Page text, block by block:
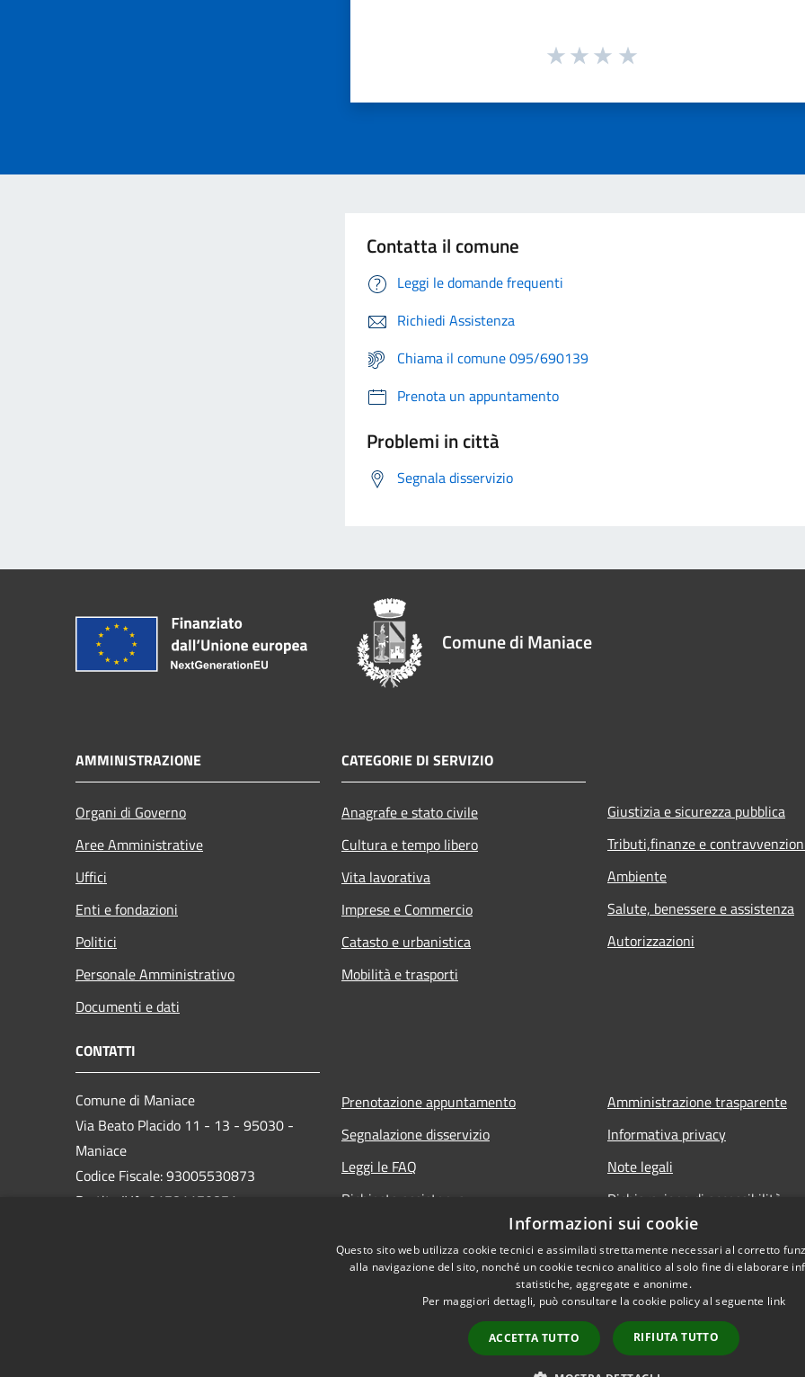
Contatta il comune
Leggi le domande frequenti
Richiedi Assistenza
Chiama il comune 095/690139
Prenota un appuntamento
Problemi in città
Segnala disservizio
Comune di Maniace
AMMINISTRAZIONE
Organi di Governo
Aree Amministrative
Uffici
Enti e fondazioni
Politici
Personale Amministrativo
Documenti e dati
CATEGORIE DI SERVIZIO
Anagrafe e stato civile
Cultura e tempo libero
Vita lavorativa
Imprese e Commercio
Catasto e urbanistica
Mobilità e trasporti
Giustizia e sicurezza pubblica
Tributi,finanze e
Ambiente
Salute, benessere e assistenza
Autorizzazioni
CONTATTI
Comune di Maniace
Via Beato Placido 11 - 13 - 95030 -
Maniace
Codice Fiscale: 93005530873
Partita IVA: 01781170871
Prenotazione appuntamento
Segnalazione disservizio
Leggi le FAQ
Richiesta assistenza
Amministrazione trasparente
Informativa privacy
Note legali
Dichiarazione di accessibilità
Informazioni sui cookie
Questo sito web utilizza cookie tecnici e assimilati strettamente necessari al corretto
alla navigazione del sito, nonché un cookie tecnico analitico al solo fine di elaborare
statistiche, aggregate e anonime.
Per maggiori dettagli, può consultare la cookie policy al seguente link
ACCETTA TUTTO RIFIUTA TUTTO